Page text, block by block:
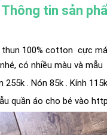
Thông tin sản
100% cotton cực
có nhiều màu và
. Nón 85k . Kính
quần áo cho bé vào